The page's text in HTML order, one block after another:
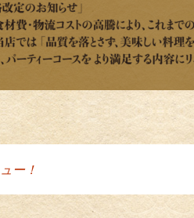
ーション
ー！